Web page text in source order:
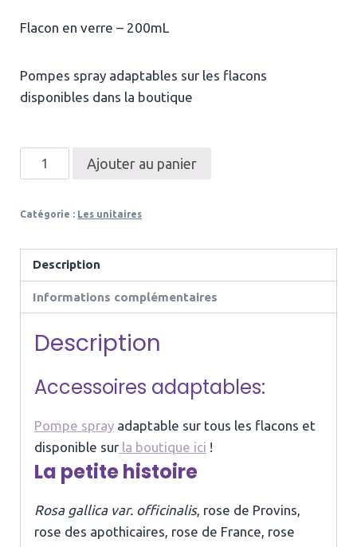
Flacon en verre – 200mL
Pompes spray adaptables sur les flacons
disponibles dans la boutique
quantité
de
Florale
de
Rose
Bio
Ajouter au panier
Catégorie : Les unitaires
Description
Informations complémentaires
Description
Accessoires adaptables:
Pompe spray adaptable sur tous les flacons et
disponible sur la boutique ici !
La petite histoire
Rosa gallica var. officinalis, rose de Provins,
rose des apothicaires, rose de France, rose